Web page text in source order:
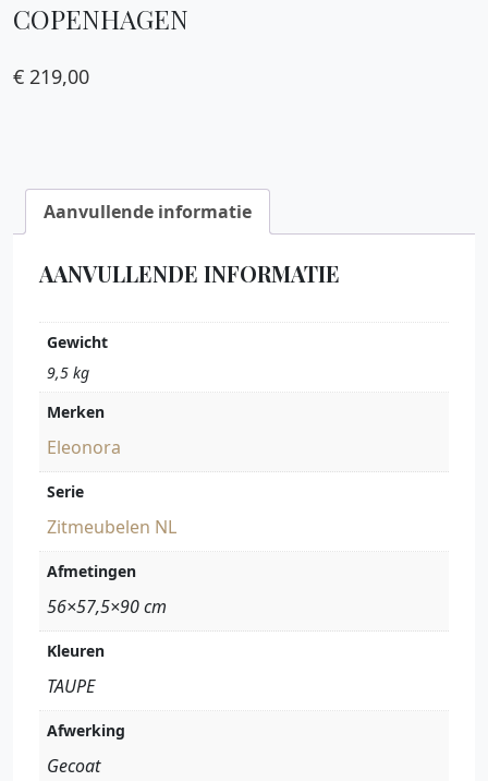
COPENHAGEN
€ 219,00
Aanvullende informatie
AANVULLENDE INFORMATIE
Gewicht
9,5 kg
Merken
Eleonora
Serie
Zitmeubelen NL
Afmetingen
56×57,5×90 cm
Kleuren
TAUPE
Afwerking
Gecoat